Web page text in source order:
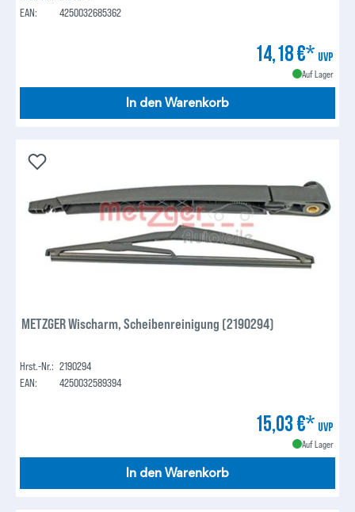
EAN:
4250032685362
14,18 €* UVP
Auf Lager
In den Warenkorb
METZGER Wischarm, Scheibenreinigung (2190294)
Hrst.-Nr.: 2190294
EAN:
4250032589394
15,03 €* UVP
Auf Lager
In den Warenkorb